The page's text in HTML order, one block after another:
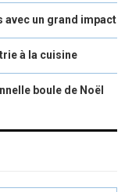
avec un grand impact
à la cuisine
boule de Noël